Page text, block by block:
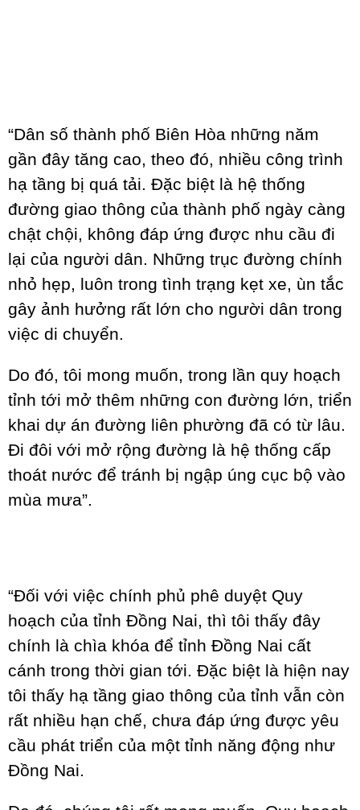
“Dân số thành phố Biên Hòa những năm
gần đây tăng cao, theo đó, nhiều công trình
hạ tầng bị quá tải. Đặc biệt là hệ thống
đường giao thông của thành phố ngày càng
chật chội, không đáp ứng được nhu cầu đi
lại của người dân. Những trục đường chính
nhỏ hẹp, luôn trong tình trạng kẹt xe, ùn tắc
gây ảnh hưởng rất lớn cho người dân trong
việc di chuyển.
Do đó, tôi mong muốn, trong lần quy hoạch
tỉnh tới mở thêm những con đường lớn, triển
khai dự án đường liên phường đã có từ lâu.
Đi đôi với mở rộng đường là hệ thống cấp
thoát nước để tránh bị ngập úng cục bộ vào
mùa mưa”.
“Đối với việc chính phủ phê duyệt Quy
hoạch của tỉnh Đồng Nai, thì tôi thấy đây
chính là chìa khóa để tỉnh Đồng Nai cất
cánh trong thời gian tới. Đặc biệt là hiện nay
tôi thấy hạ tầng giao thông của tỉnh vẫn còn
rất nhiều hạn chế, chưa đáp ứng được yêu
cầu phát triển của một tỉnh năng động như
Đồng Nai.